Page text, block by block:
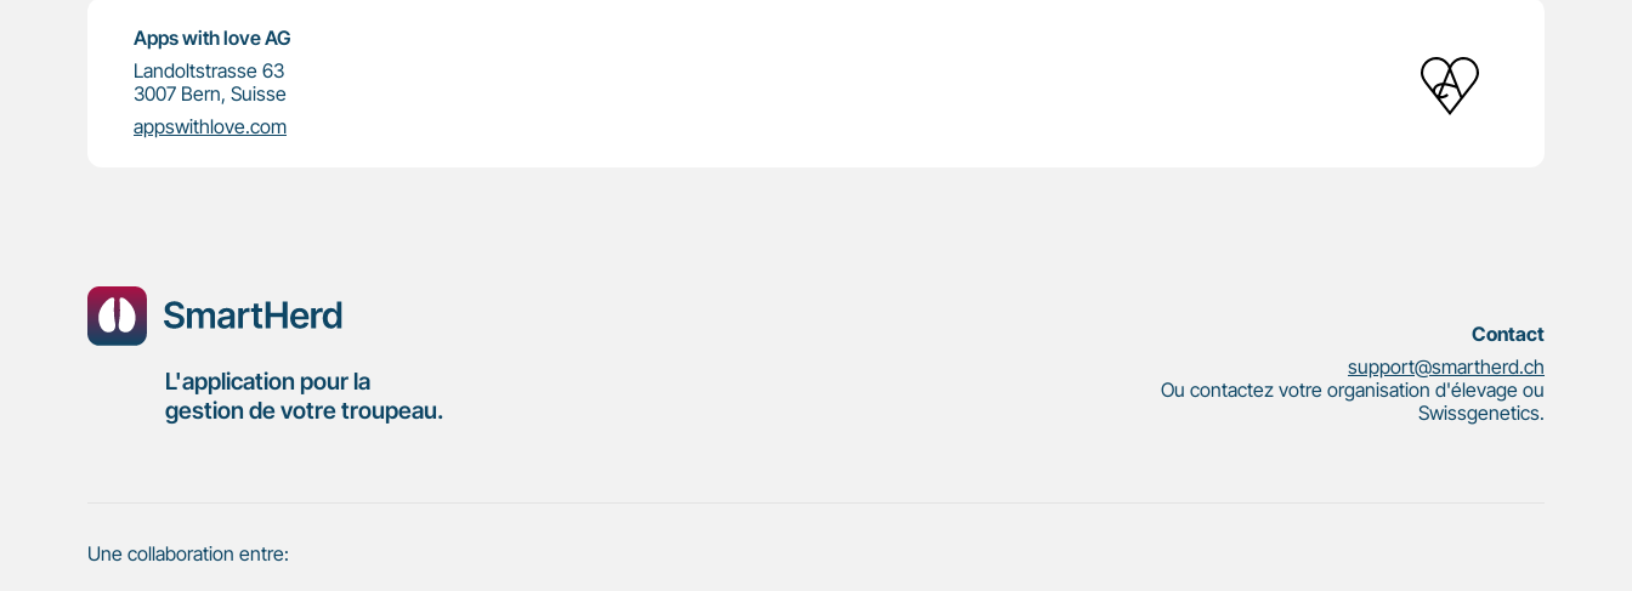
Apps with love AG
Landoltstrasse 63
3007 Bern, Suisse
appswithlove.com
L'application pour la
gestion de votre troupeau.
Contact
support@smartherd.ch
Ou contactez votre organisation d'élevage ou
Swissgenetics.
Une collaboration entre: